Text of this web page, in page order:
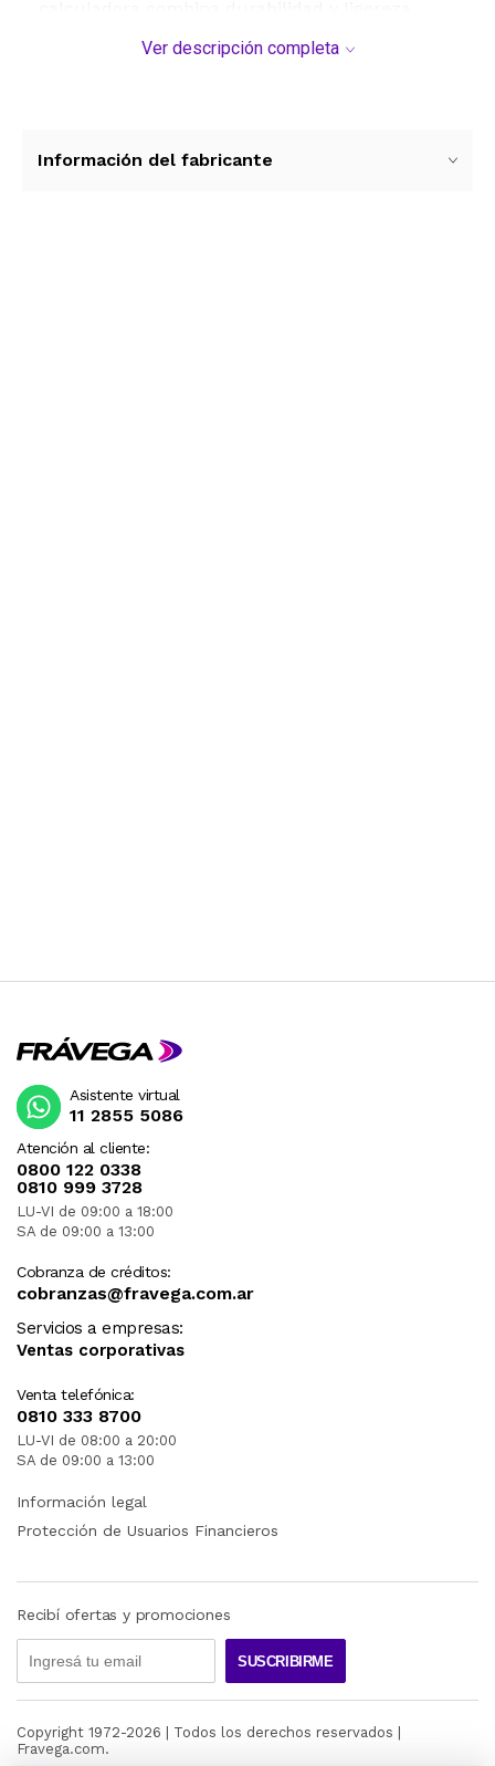
financieros analistas de datos y estudiantes.
INTERNACIONALES.
Ver descripción completa
Información del fabricante
Atención al cliente:
0800 122 0338
0810 999 3728
LU-VI de 09:00 a 18:00
SA de 09:00 a 13:00
Cobranza de créditos:
cobranzas@fravega.com.ar
Servicios a empresas:
Ventas corporativas
Venta telefónica:
0810 333 8700
LU-VI de 08:00 a 20:00
SA de 09:00 a 13:00
Asistente virtual
11 2855 5086
Información legal
Protección de Usuarios Financieros
Recibí ofertas y promociones
SUSCRIBIRME
Copyright 1972-2026 | Todos los derechos reservados |
Fravega.com.